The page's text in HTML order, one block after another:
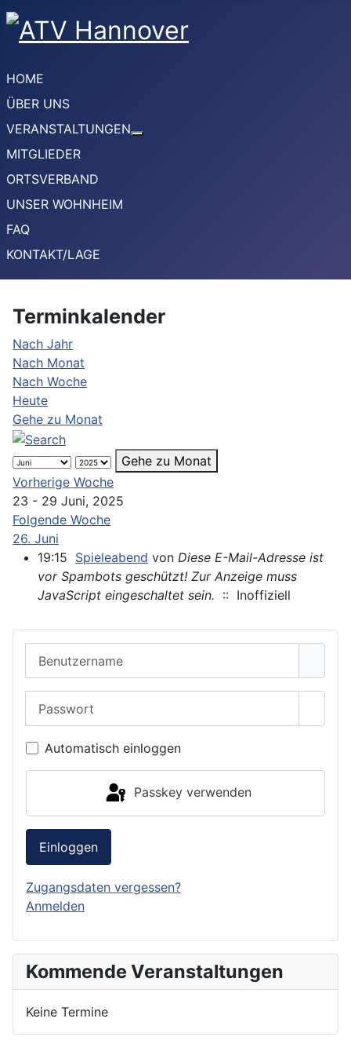
HOME
ÜBER UNS
VERANSTALTUNGEN
MITGLIEDER
ORTSVERBAND
UNSER WOHNHEIM
FAQ
KONTAKT/LAGE
Terminkalender
Nach Jahr
Nach Monat
Nach Woche
Heute
Gehe zu Monat
Gehe zu Monat
Vorherige Woche
23 - 29 Juni, 2025
Folgende Woche
26. Juni
19:15 Spieleabend von Diese E-Mail-Adresse ist
vor Spambots geschützt! Zur Anzeige muss
JavaScript eingeschaltet sein. :: Inoffiziell
Automatisch einloggen
Passkey verwenden
Einloggen
Zugangsdaten vergessen?
Anmelden
Kommende Veranstaltungen
Keine Termine